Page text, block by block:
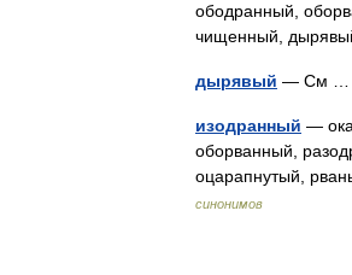
ободранный,
чищенный,
дырявый — См
изодранный —
оборванный,
оцарапнутый,
синонимов